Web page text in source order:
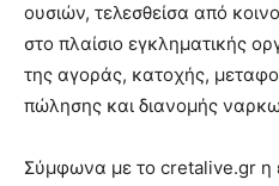
ουσιών, τελεσθείσα από
στο πλαίσιο εγκληματικής
της αγοράς, κατοχής,
πώλησης και διανομής
Σύμφωνα με το cretalive.gr η